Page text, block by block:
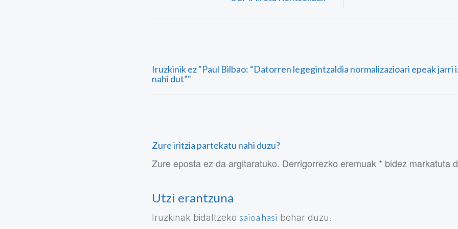
Iruzkinik ez "Paul Bilbao: “Datorren legegintzaldia normalizazioari epeak jarri
nahi dut”"
Zure iritzia partekatu nahi duzu?
Zure eposta ez da argitaratuko. Derrigorrezko eremuak * bidez markatuta
Utzi erantzuna
Iruzkinak bidaltzeko saioa hasi behar duzu.